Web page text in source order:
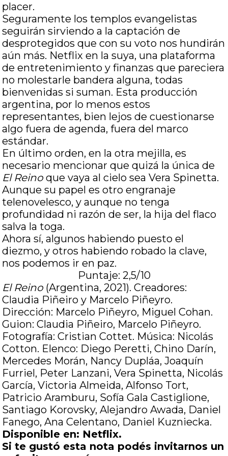
placer.
Seguramente los templos evangelistas
seguirán sirviendo a la captación de
desprotegidos que con su voto nos hundirán
aún más. Netflix en la suya, una plataforma
de entretenimiento y finanzas que pareciera
no molestarle bandera alguna, todas
bienvenidas si suman. Esta producción
argentina, por lo menos estos
representantes, bien lejos de cuestionarse
algo fuera de agenda, fuera del marco
estándar.
En último orden, en la otra mejilla, es
necesario mencionar que quizá la única de
El Reinoque vaya al cielo sea Vera Spinetta.
Aunque su papel es otro engranaje
telenovelesco, y aunque no tenga
profundidad ni razón de ser, la hija del flaco
salva la toga.
Ahora sí, algunos habiendo puesto el
diezmo, y otros habiendo robado la clave,
nos podemos ir en paz.
Puntaje: 2,5/10
El Reino(Argentina, 2021). Creadores:
Claudia Piñeiro y Marcelo Piñeyro.
Dirección: Marcelo Piñeyro, Miguel Cohan.
Guion: Claudia Piñeiro, Marcelo Piñeyro.
Fotografía: Cristian Cottet. Música: Nicolás
Cotton. Elenco: Diego Peretti, Chino Darín,
Mercedes Morán, Nancy Dupláa, Joaquín
Furriel, Peter Lanzani, Vera Spinetta, Nicolás
García, Victoria Almeida, Alfonso Tort,
Patricio Aramburu, Sofía Gala Castiglione,
Santiago Korovsky, Alejandro Awada, Daniel
Fanego, Ana Celentano, Daniel Kuzniecka.
Disponible en: Netflix.
Si te gustó esta nota podés invitarnos un